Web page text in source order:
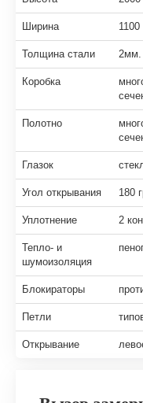
Ширина 1100
Толщина стали 2мм.
Коробка
Полотно
Глазок
Угол открывания 180
Уплотнение 2
Тепло- и
шумоизоляция
Блокираторы
Петли
Открывание